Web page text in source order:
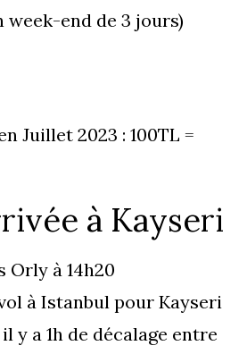
end de 3 jours)
Juillet 2023 : 100TL =
à Kayseri
Orly à 14h20
à Istanbul pour Kayseri
y a 1h de décalage entre